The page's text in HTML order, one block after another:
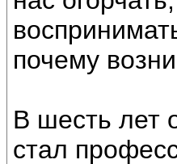
почему
В шесть лет
стал